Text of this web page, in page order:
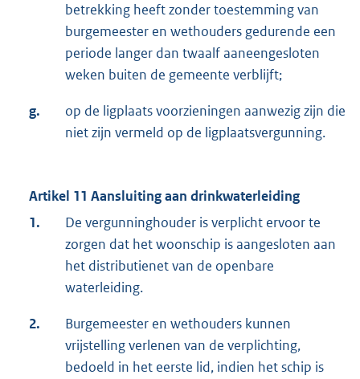
betrekking heeft zonder toestemming van
burgemeester en wethouders gedurende een
periode langer dan twaalf aaneengesloten
weken buiten de gemeente verblijft;
g.
op de ligplaats voorzieningen aanwezig zijn die
niet zijn vermeld op de ligplaatsvergunning.
Artikel 11 Aansluiting aan drinkwaterleiding
1.
De vergunninghouder is verplicht ervoor te
zorgen dat het woonschip is aangesloten aan
het distributienet van de openbare
waterleiding.
2.
Burgemeester en wethouders kunnen
vrijstelling verlenen van de verplichting,
bedoeld in het eerste lid, indien het schip is